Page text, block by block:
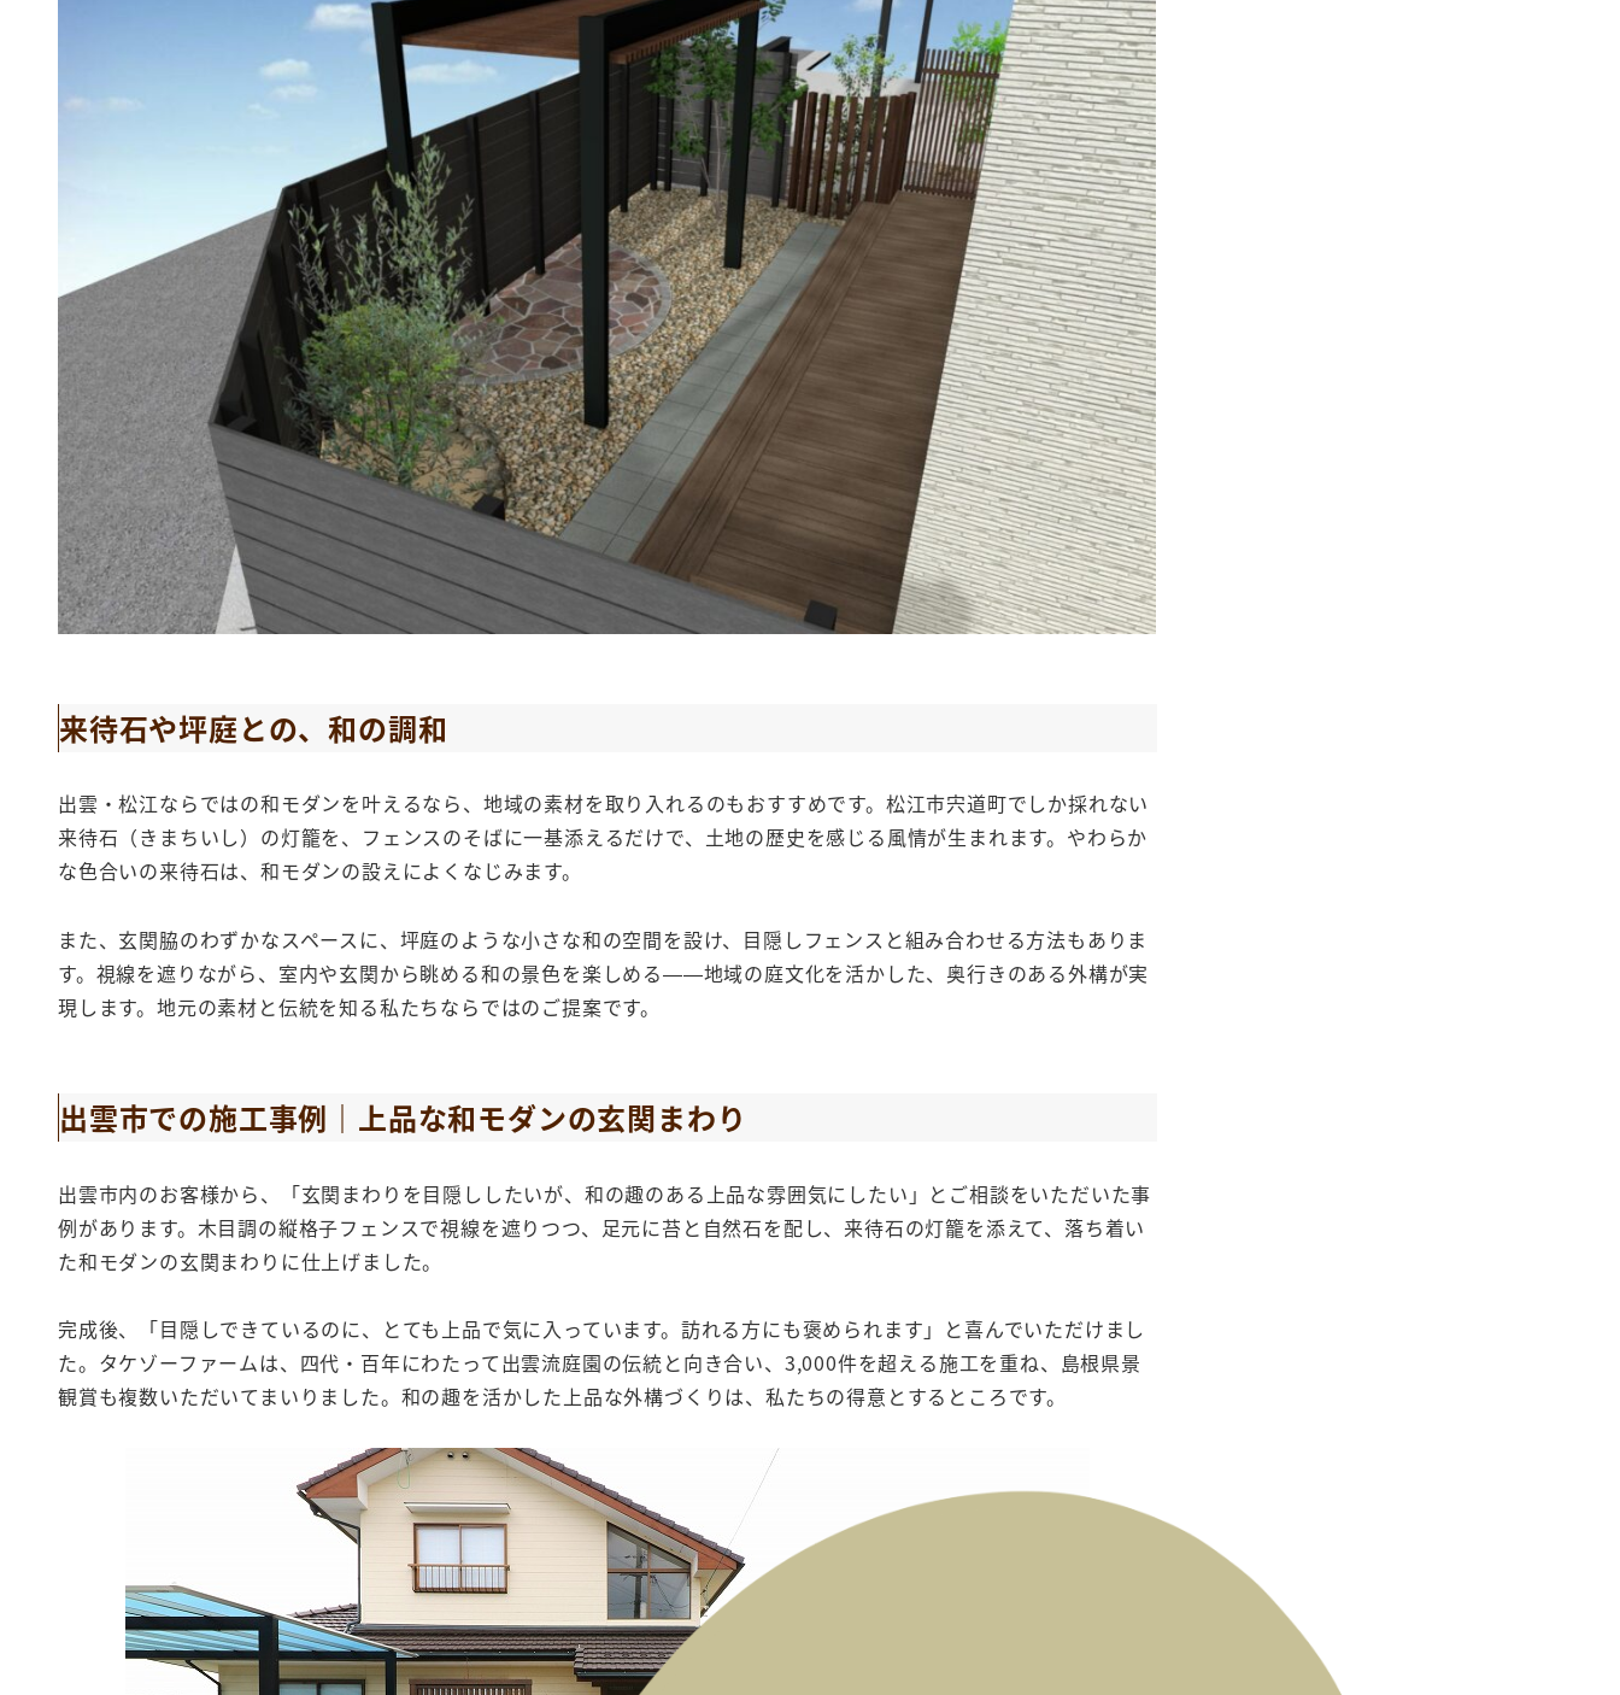
来待石や坪庭との、和の調和
出雲・松江ならではの和モダンを叶えるなら、地域の素材を取り入れるのもおすすめです。松江市宍道町でしか採れない
来待石（きまちいし）の灯籠を、フェンスのそばに一基添えるだけで、土地の歴史を感じる風情が生まれます。やわらか
な色合いの来待石は、和モダンの設えによくなじみます。
また、玄関脇のわずかなスペースに、坪庭のような小さな和の空間を設け、目隠しフェンスと組み合わせる方法もありま
す。視線を遮りながら、室内や玄関から眺める和の景色を楽しめる——地域の庭文化を活かした、奥行きのある外構が実
現します。地元の素材と伝統を知る私たちならではのご提案です。
出雲市での施工事例｜上品な和モダンの玄関まわり
出雲市内のお客様から、「玄関まわりを目隠ししたいが、和の趣のある上品な雰囲気にしたい」とご相談をいただいた事
例があります。木目調の縦格子フェンスで視線を遮りつつ、足元に苔と自然石を配し、来待石の灯籠を添えて、落ち着い
た和モダンの玄関まわりに仕上げました。
完成後、「目隠しできているのに、とても上品で気に入っています。訪れる方にも褒められます」と喜んでいただけまし
た。タケゾーファームは、四代・百年にわたって出雲流庭園の伝統と向き合い、3,000件を超える施工を重ね、島根県景
観賞も複数いただいてまいりました。和の趣を活かした上品な外構づくりは、私たちの得意とするところです。